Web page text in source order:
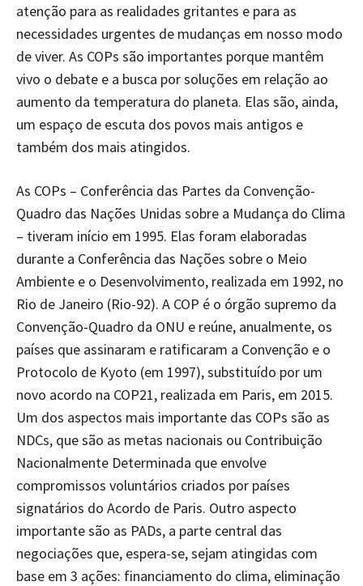
atenção para as realidades gritantes e para as
necessidades urgentes de mudanças em nosso modo
de viver. As COPs são importantes porque mantêm
vivo o debate e a busca por soluções em relação ao
aumento da temperatura do planeta. Elas são, ainda,
um espaço de escuta dos povos mais antigos e
também dos mais atingidos.
As COPs – Conferência das Partes da Convenção-
Quadro das Nações Unidas sobre a Mudança do Clima
– tiveram início em 1995. Elas foram elaboradas
durante a Conferência das Nações sobre o Meio
Ambiente e o Desenvolvimento, realizada em 1992, no
Rio de Janeiro (Rio-92). A COP é o órgão supremo da
Convenção-Quadro da ONU e reúne, anualmente, os
países que assinaram e ratificaram a Convenção e o
Protocolo de Kyoto (em 1997), substituído por um
novo acordo na COP21, realizada em Paris, em 2015.
Um dos aspectos mais importante das COPs são as
NDCs, que são as metas nacionais ou Contribuição
Nacionalmente Determinada que envolve
compromissos voluntários criados por países
signatários do Acordo de Paris. Outro aspecto
importante são as PADs, a parte central das
negociações que, espera-se, sejam atingidas com
base em 3 ações: financiamento do clima, eliminação